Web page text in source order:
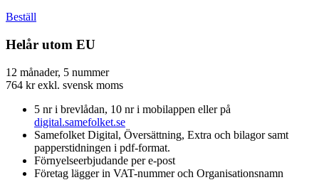
Beställ
Helår utom EU
12 månader, 5 nummer
764 kr exkl. svensk moms
5 nr i brevlådan, 10 nr i mobilappen eller på
digital.samefolket.se
Samefolket Digital, Översättning, Extra och bilagor samt
papperstidningen i pdf-format.
Förnyelseerbjudande per e-post
Företag lägger in VAT-nummer och Organisationsnamn